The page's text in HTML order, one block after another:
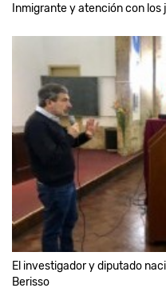
Inmigrante y atención con los
El investigador y diputado
Berisso